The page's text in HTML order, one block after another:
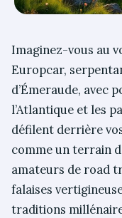
Imaginez-vous au
Europcar,
d’Émeraude, avec
l’Atlantique et les
défilent derrière
comme un terrain
amateurs de road
falaises
traditions